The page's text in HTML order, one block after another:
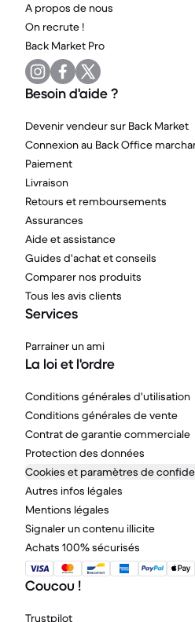
A propos de nous
On recrute !
Back Market Pro
Besoin d'aide ?
Devenir vendeur sur Back Market
Connexion au Back Office
Paiement
Livraison
Retours et remboursements
Assurances
Aide et assistance
Guides d'achat et conseils
Comparer nos produits
Tous les avis clients
Services
Parrainer un ami
La loi et l'ordre
Conditions générales d'utilisation
Conditions générales de vente
Contrat de garantie commerciale
Protection des données
Cookies et paramètres de
Autres infos légales
Mentions légales
Signaler un contenu illicite
Achats 100% sécurisés
Coucou !
Trustpilot